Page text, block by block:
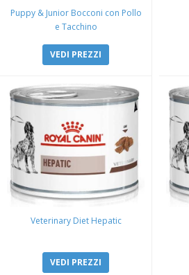
Puppy & Junior Bocconi con Pollo
e Tacchino
VEDI PREZZI
Veterinary Diet Hepatic
VEDI PREZZI